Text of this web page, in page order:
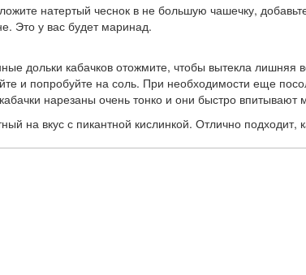
натертый чеснок в не большую чашечку,
Это у вас будет маринад.
дольки кабачков отожмите, чтобы вытекла лишняя
и попробуйте на соль. При необходимости еще
нарезаны очень тонко и они быстро впитывают
на вкус с пикантной кислинкой. Отлично